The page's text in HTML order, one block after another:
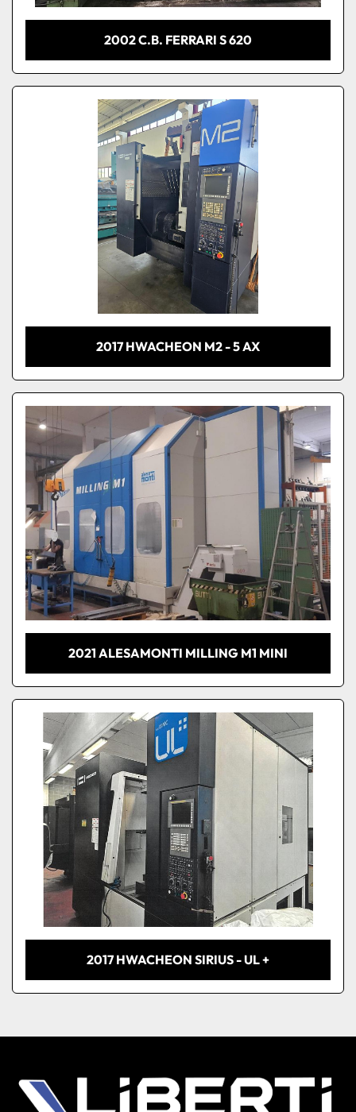
2002 C.B. FERRARI S 620
2017 HWACHEON M2 - 5 AX
2021 ALESAMONTI MILLING M1 MINI
2017 HWACHEON SIRIUS - UL +